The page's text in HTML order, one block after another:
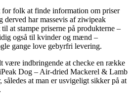
folk at finde information om priser
derved har massevis af ziwipeak
at stampe priserne på produkterne –
også til kvinder og mænd –
gange love gebyrfri levering.
være indbringende at checke en række
Dog – Air-dried Mackerel & Lamb
at man er usvigeligt sikker på at